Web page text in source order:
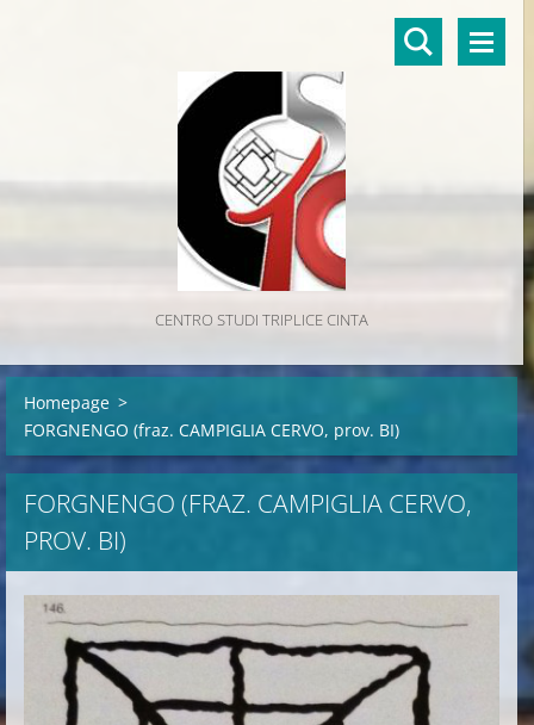
CENTRO STUDI TRIPLICE CINTA
Homepage >
FORGNENGO (fraz. CAMPIGLIA CERVO, prov. BI)
FORGNENGO (FRAZ. CAMPIGLIA CERVO,
PROV. BI)